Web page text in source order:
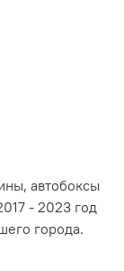
автобоксы
- 2023 год
города.